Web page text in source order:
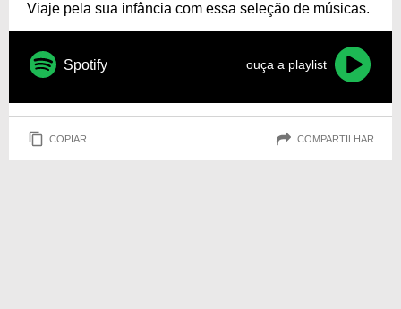
Viaje pela sua infância com essa seleção de músicas.
Spotify ouça a playlist
COPIAR COMPARTILHAR